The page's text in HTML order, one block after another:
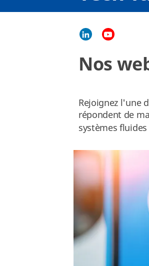
Nos
Rejoignez l'une
répondent de
systèmes fluides